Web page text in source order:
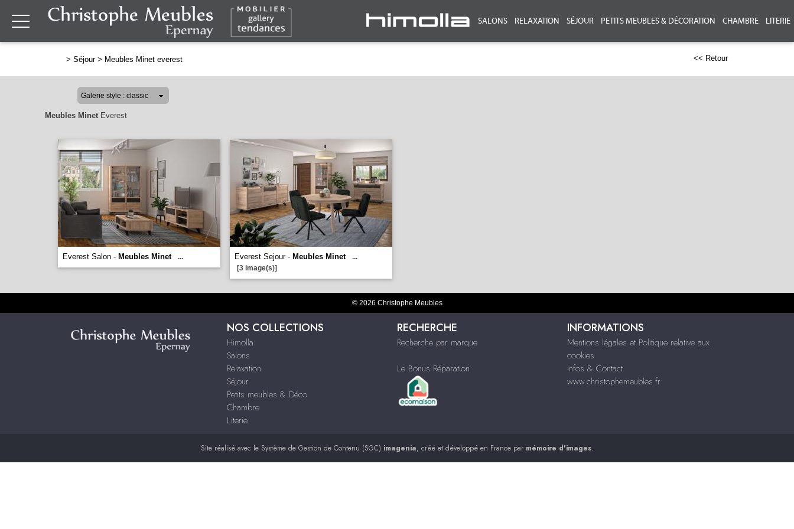
SALONS RELAXATION SÉJOUR PETITS MEUBLES & DÉCORATION CHAMBRE LITERIE
> Séjour> Meubles Minet everest << Retour
Meubles Minet Everest
Everest Salon - Meubles Minet ... Everest Sejour - Meubles Minet
...
[3 image(s)]
© 2026 Christophe Meubles
NOS COLLECTIONS
Himolla
Salons
Relaxation
Séjour
Petits meubles & Déco
Chambre
Literie
RECHERCHE
Recherche par marque
Le Bonus Réparation
INFORMATIONS
Mentions légales et Politique relative aux
cookies
Infos & Contact
www.christophemeubles.fr
Site réalisé avec le Système de Gestion de Contenu (SGC) imagenia, créé et développé en France par mémoire d'images.